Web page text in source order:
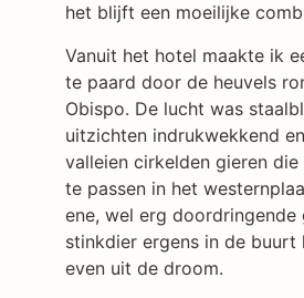
het blijft een moeilijke
Vanuit het hotel maakte ik
te paard door de heuvels
Obispo. De lucht was
uitzichten indrukwekkend
valleien cirkelden gieren
te passen in het
ene, wel erg doordringende
stinkdier ergens in de buurt
even uit de droom.